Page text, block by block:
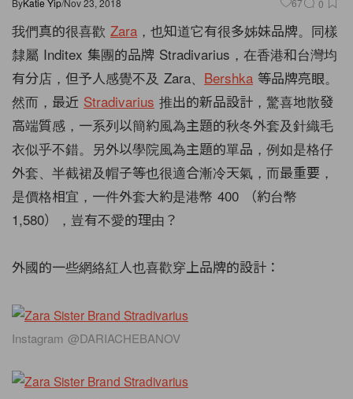
0
我們真的很喜歡 Zara ，也知道它有很多姊妹品牌。同樣
隸屬 Inditex 集團的品牌 Stradivarius，在香港和台灣均
有分店， 但予人感覺不及 Zara、 Bershka 等品牌亮眼。
然而，最近 Stradivarius 推出的新品設計，驚喜地散發
高端質感， 一系列以簡約風為主題的秋冬外套及針織毛
衣似乎不錯。 另外以學院風為主題的單品，例如是格仔
外套、 半截裙及帽子等也很適合漸冷天氣，而最重要，
是價格相宜， 一件外套大約是港幣 400 （約台幣
1,580），豈有不愛的理由？
外國的一些網絡紅人也喜歡穿上品牌的設計：
Instagram @DARIACHEBANOV